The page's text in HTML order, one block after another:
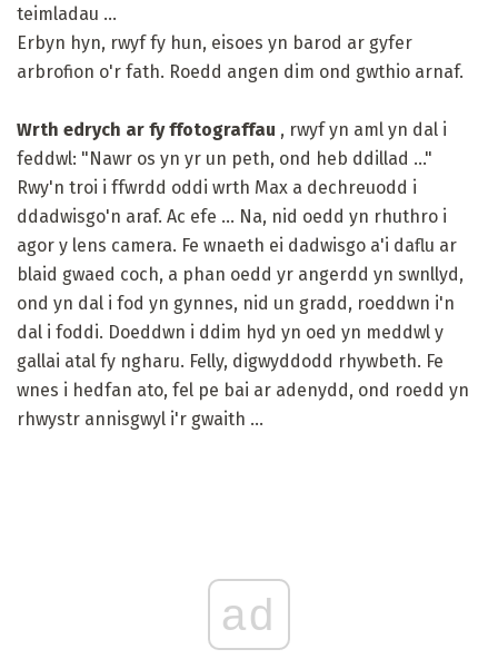
teimladau ...
Erbyn hyn, rwyf fy hun, eisoes yn barod ar gyfer
arbrofion o'r fath. Roedd angen dim ond gwthio arnaf.
Wrth edrych ar fy ffotograffau , rwyf yn aml yn dal i
feddwl: "Nawr os yn yr un peth, ond heb ddillad ..."
Rwy'n troi i ffwrdd oddi wrth Max a dechreuodd i
ddadwisgo'n araf. Ac efe ... Na, nid oedd yn rhuthro i
agor y lens camera. Fe wnaeth ei dadwisgo a'i daflu ar
blaid gwaed coch, a phan oedd yr angerdd yn swnllyd,
ond yn dal i fod yn gynnes, nid un gradd, roeddwn i'n
dal i foddi. Doeddwn i ddim hyd yn oed yn meddwl y
gallai atal fy ngharu. Felly, digwyddodd rhywbeth. Fe
wnes i hedfan ato, fel pe bai ar adenydd, ond roedd yn
rhwystr annisgwyl i'r gwaith ...
ad